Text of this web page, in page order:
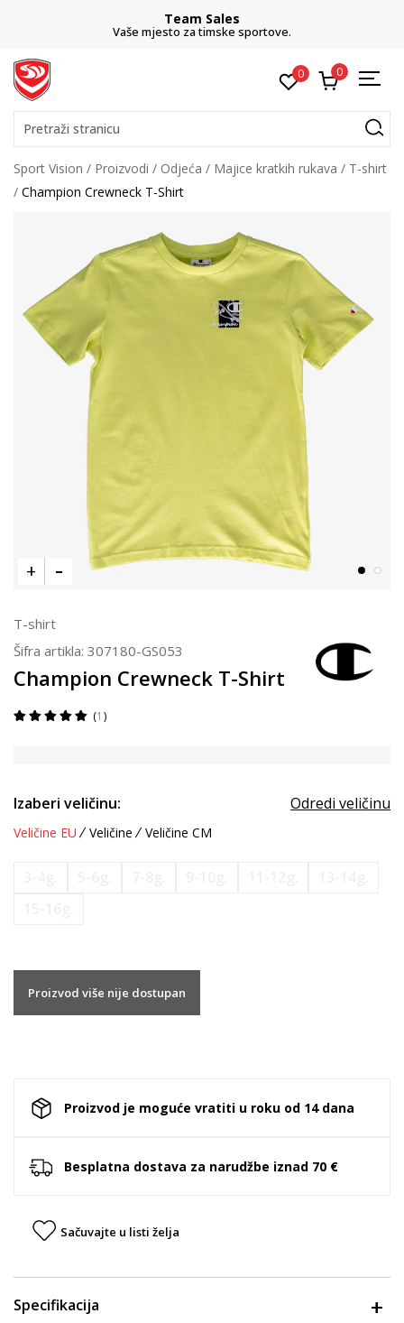
Team Sales
Vaše mjesto za timske sportove.
0 0
Pretraži stranicu
Sport Vision Proizvodi Odjeća Majice kratkih rukava
T-shirt
Champion Crewneck T-Shirt
T-shirt
Šifra artikla: 307180-GS053
Champion Crewneck T-Shirt
1
Izaberi veličinu: Odredi veličinu
Veličine EU Veličine Veličine CM
Proizvod više nije dostupan
Proizvod je moguće vratiti u roku od 14 dana
Besplatna dostava za narudžbe iznad 70 €
Sačuvajte u listi želja
Specifikacija